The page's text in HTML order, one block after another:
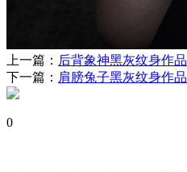
上一篇： 后背象神黑灰纹身作品
下一篇： 肩膀兔子黑灰纹身作品
0